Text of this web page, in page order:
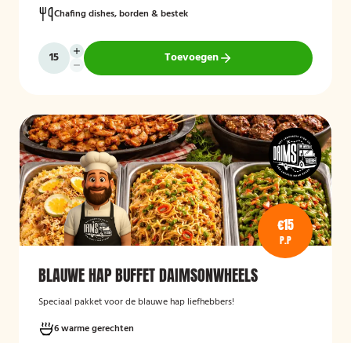
Chafing dishes, borden & bestek
Toevoegen
€15
P.P
BLAUWE HAP BUFFET DAIMSONWHEELS
Speciaal pakket voor de blauwe hap liefhebbers!
6 warme gerechten